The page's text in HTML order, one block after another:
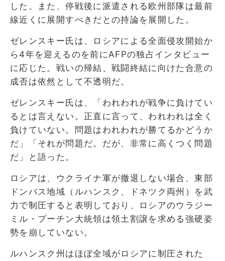
した。また、停戦後に派遣される欧州部隊は最前
線近くに展開すべきだとの持論を展開した。
ゼレンスキー氏は、ロシアによる全面侵攻開始か
ら4年を迎えるのを前にAFPの独占インタビュー
に応じた。戦いの帰結、戦闘終結に向けた合意の
成否は依然として不透明だ。
ゼレンスキー氏は、「われわれが戦争に負けてい
るとは言えない。正直に言って、われわれは全く
負けていない。問題はわれわれが勝てるかどうか
だ」「それが問題だ。だが、非常に高くつく問題
だ」と語った。
ロシアは、ウクライナ軍が撤退しない場合、東部
ドンバス地域（ルハンスク、ドネツク両州）を武
力で制圧すると表明しており、ロシアのウラジー
ミル・プーチン大統領は領土割譲を求める強硬姿
勢を崩していない。
ルハンスク州はほぼ全域がロシアに制圧された